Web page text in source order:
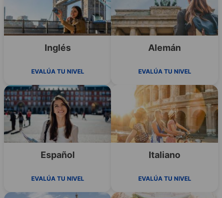
Inglés
EVALÚA TU NIVEL
Alemán
EVALÚA TU NIVEL
Español
EVALÚA TU NIVEL
Italiano
EVALÚA TU NIVEL